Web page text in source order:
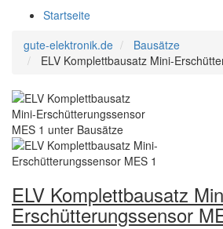
Startseite
gute-elektronik.de
Bausätze
ELV Komplettbausatz Mini-
ELV Komplettbausatz
Erschütterungssensor